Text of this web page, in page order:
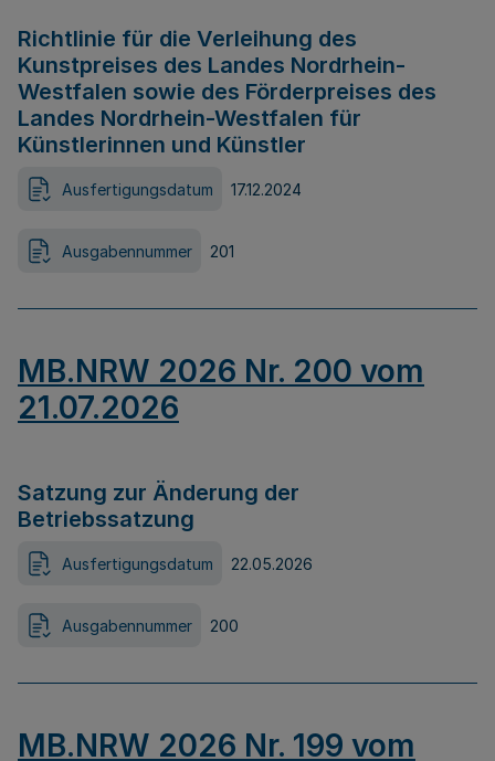
Richtlinie für die Verleihung des
Kunstpreises des Landes Nordrhein-
Westfalen sowie des Förderpreises des
Landes Nordrhein-Westfalen für
Künstlerinnen und Künstler
Ausfertigungsdatum 17.12.2024
Ausgabennummer 201
MB.NRW 2026 Nr. 200 vom
21.07.2026
Satzung zur Änderung der
Betriebssatzung
Ausfertigungsdatum 22.05.2026
Ausgabennummer 200
MB.NRW 2026 Nr. 199 vom